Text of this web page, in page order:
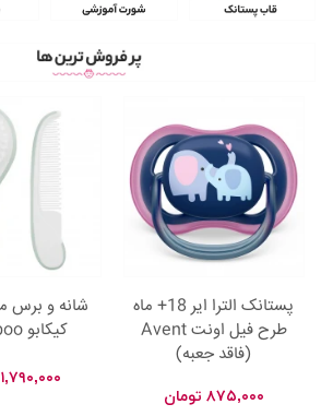
پستانک الترا ایر 18+ ماه
طرح فیل اونت Avent
(فاقد جعبه)
۸۷۵,۰۰۰ تومان
کیکابو kikkaboo
۱,۷۹۰,۰۰۰